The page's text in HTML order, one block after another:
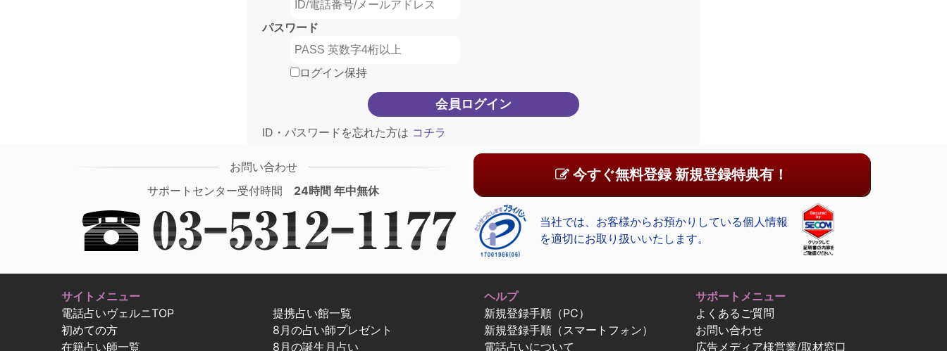
パスワード
ログイン保持
ID・パスワードを忘れた方は コチラ
お問い合わせ
サポートセンター受付時間 24時間 年中無休
今すぐ無料登録 新規登録特典有！
当社では、お客様からお預かりしている個人情報
を適切にお取り扱いいたします。
サイトメニュー
電話占いヴェルニTOP
初めての方
在籍占い師一覧
提携占い館一覧
8月の占い師プレゼント
8月の誕生月占い
ヘルプ
新規登録手順（PC）
新規登録手順（スマートフォン）
電話占いについて
サポートメニュー
よくあるご質問
お問い合わせ
広告メディア様営業/取材窓口